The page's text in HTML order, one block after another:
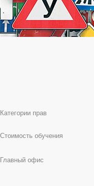
Категории прав
Стоимость обучения
Главный офис